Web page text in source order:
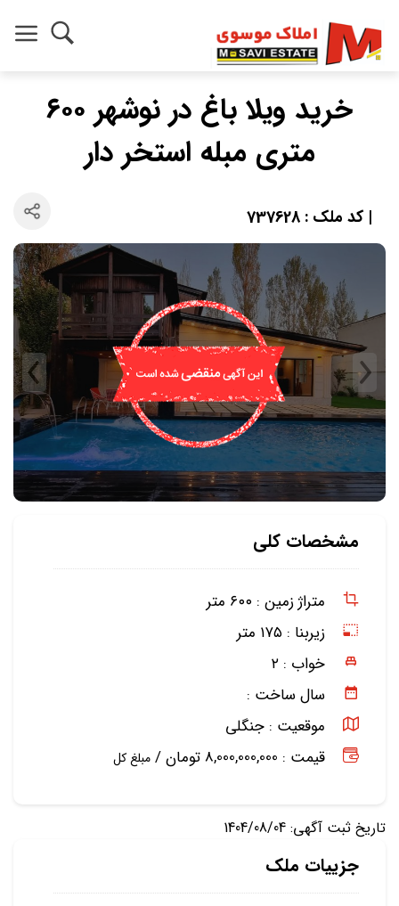
خرید ویلا باغ در نوشهر ۶۰۰
متری مبله استخر دار
| کد ملک : 737628
مشخصات کلی
متراژ زمین : ۶۰۰ متر
زیربنا : ۱۷۵ متر
خواب : ۲
سال ساخت :
موقعیت : جنگلی
قیمت : 8,000,000,000 تومان /
مبلغ کل
تاریخ ثبت آگهی: 1404/08/04
جزییات ملک